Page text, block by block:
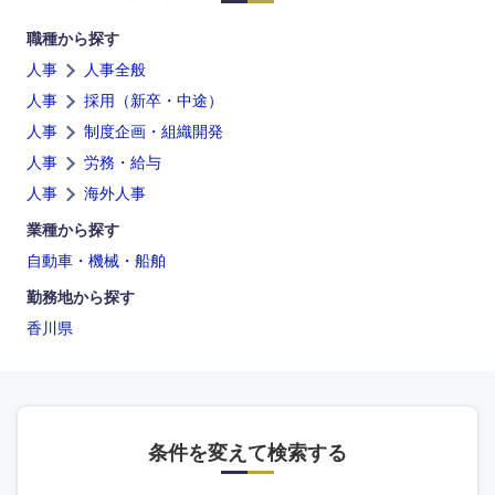
職種から探す
人事
人事全般
人事
採用（新卒・中途）
人事
制度企画・組織開発
人事
労務・給与
人事
海外人事
業種から探す
自動車・機械・船舶
勤務地から探す
香川県
条件を変えて検索する
鳥取県
岡山県
山口県